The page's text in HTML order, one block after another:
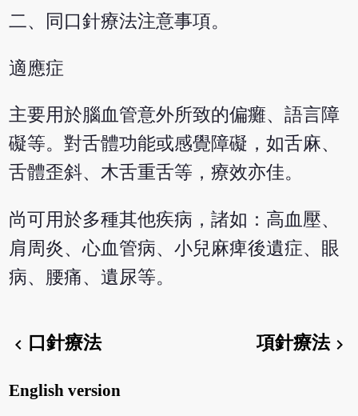
二、同口針療法注意事項。
適應症
主要用於腦血管意外所致的偏癱、語言障
礙等。對舌體功能或感覺障礙，如舌麻、
舌體歪斜、木舌重舌等，療效亦佳。
尚可用於多種其他疾病，諸如：高血壓、
肩周炎、心血管病、小兒麻痺後遺症、眼
病、腰痛、遺尿等。
chevron_left 口針療法 項針療法chevron_right
English version